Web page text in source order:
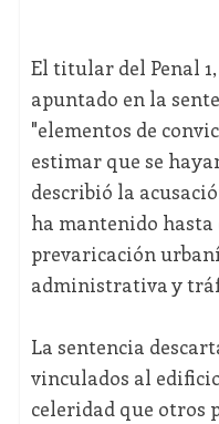
El titular del Penal
apuntado en la
"elementos de
estimar que se
describió la
ha mantenido
prevaricación
administrativa y
La sentencia
vinculados al
celeridad que otros